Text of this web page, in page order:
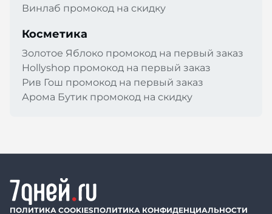
Винлаб промокод на скидку
Косметика
Золотое Яблоко промокод на первый заказ
Hollyshop промокод на первый заказ
Рив Гош промокод на первый заказ
Арома Бутик промокод на скидку
ПОЛИТИКА COOKIESПОЛИТИКА КОНФИДЕНЦИАЛЬНОСТИ